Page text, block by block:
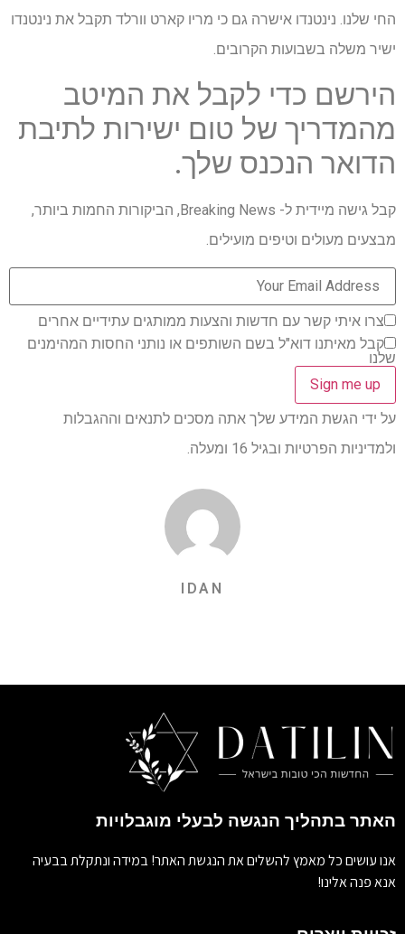
החי שלנו. נינטנדו אישרה גם כי מריו קארט וורלד תקבל את נינטנדו
ישיר משלה בשבועות הקרובים.
הירשם כדי לקבל את המיטב
מהמדריך של טום ישירות לתיבת
הדואר הנכנס שלך.
קבל גישה מיידית ל- Breaking News, הביקורות החמות ביותר,
מבצעים מעולים וטיפים מועילים.
צרו איתי קשר עם חדשות והצעות ממותגים עתידיים אחרים
קבל מאיתנו דוא"ל בשם השותפים או נותני החסות המהימנים
שלנו
על ידי הגשת המידע שלך אתה מסכים לתנאים וההגבלות
ולמדיניות הפרטיות ובגיל 16 ומעלה.
IDAN
האתר בתהליך הנגשה לבעלי מוגבלויות
אנו עושים כל מאמץ להשלים את הנגשת האתר! במידה ונתקלת בבעיה
אנא פנה אלינו!